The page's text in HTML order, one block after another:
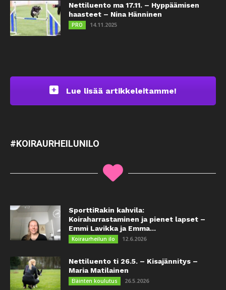
Nettiluento ma 17.11. – Hyppäämisen
haasteet – Nina Hänninen
PRO 14.11.2025
Lue lisää artikkeleitamme!
#KOIRAURHEILUNILO
SporttiRakin kahvila:
Koiraharrastaminen ja pienet lapset –
Emmi Lavikka ja Emma...
Koiraurheilun ilo 12.6.2026
Nettiluento ti 26.5. – Kisajännitys –
Maria Matilainen
Eläinten koulutus 26.5.2026